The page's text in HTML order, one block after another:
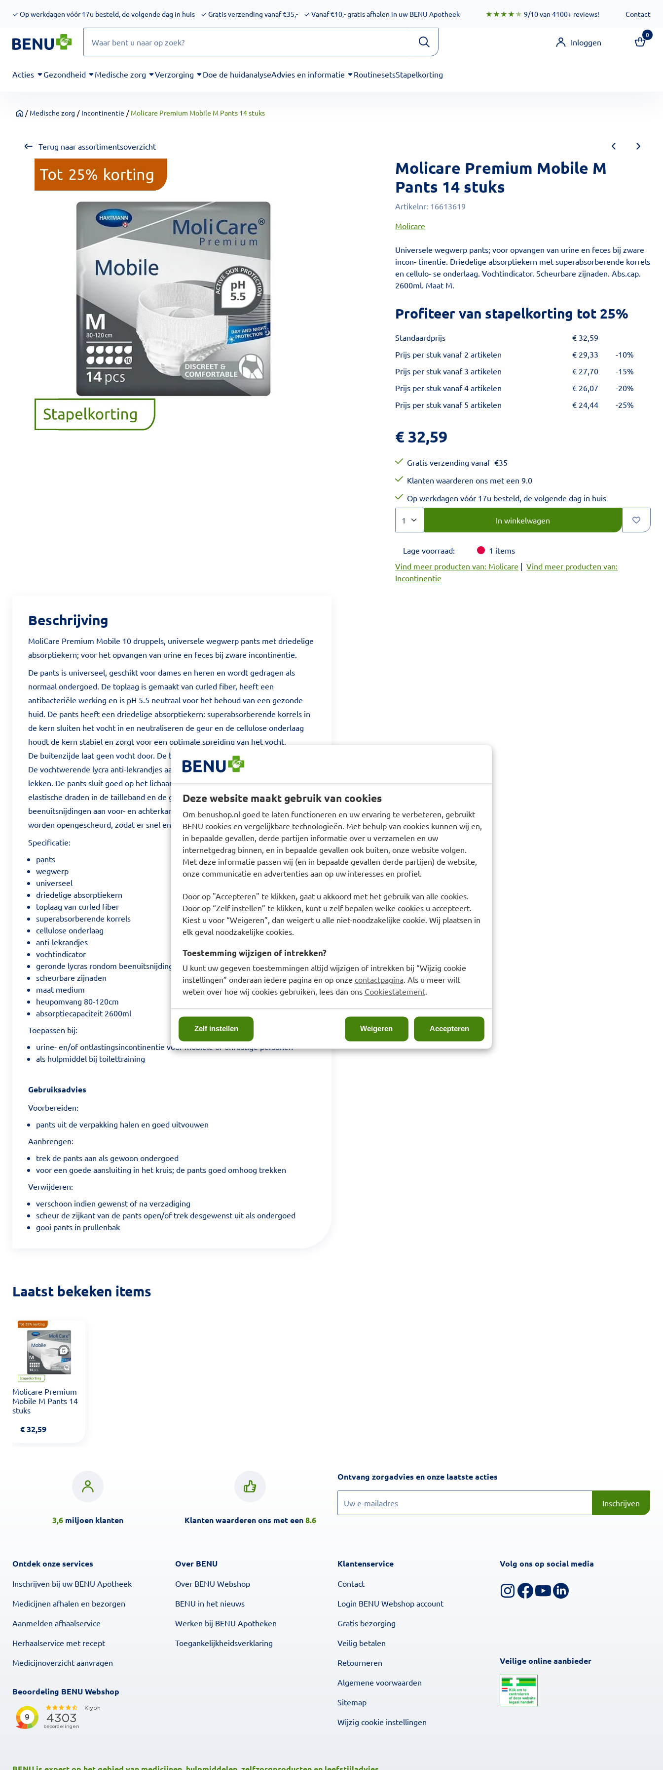
Deze website maakt gebruik van cookies
Om benushop.nl goed te laten functioneren en uw ervaring te verbeteren, gebruikt
BENU cookies en vergelijkbare technologieën. Met behulp van cookies kunnen wij en,
in bepaalde gevallen, derde partijen informatie over u verzamelen en uw
internetgedrag binnen, en in bepaalde gevallen ook buiten, onze website volgen.
Met deze informatie passen wij (en in bepaalde gevallen derde partijen) de website,
onze communicatie en advertenties aan op uw interesses en profiel.
Door op "Accepteren" te klikken, gaat u akkoord met het gebruik van alle cookies.
Door op “Zelf instellen” te klikken, kunt u zelf bepalen welke cookies u accepteert.
Kiest u voor “Weigeren”, dan weigert u alle niet-noodzakelijke cookie. Wij plaatsen in
elk geval noodzakelijke cookies.
Toestemming wijzigen of intrekken?
U kunt uw gegeven toestemmingen altijd wijzigen of intrekken bij “Wijzig cookie
instellingen” onderaan iedere pagina en op onze contactpagina. Als u meer wilt
weten over hoe wij cookies gebruiken, lees dan ons Cookiestatement.
Zelf instellen Weigeren Accepteren
✓ Op werkdagen vóór 17u besteld, de volgende dag in huis ✓ Gratis verzending vanaf €35,- ✓ Vanaf €10,- gratis afhalen in uw BENU Apotheek ★★★★ ★ 9/10 van 4100+ reviews! Contact
Inloggen
0
Acties Gezondheid Medische zorg Verzorging Doe de huidanalyseAdvies en informatie RoutinesetsStapelkorting
Home
/ Medische zorg / Incontinentie / Molicare Premium Mobile M Pants 14 stuks
Terug naar assortimentsoverzicht
Molicare Premium Mobile M
Pants 14 stuks
Artikelnr: 16613619
Molicare
Universele wegwerp pants; voor opvangen van urine en feces bij zware
incon- tinentie. Driedelige absorptiekern met superabsorberende korrels
en cellulo- se onderlaag. Vochtindicator. Scheurbare zijnaden. Abs.cap.
2600ml. Maat M.
Profiteer van stapelkorting tot 25%
Standaardprijs € 32,59
Prijs per stuk vanaf 2 artikelen
€ 29,33
-10%
Prijs per stuk vanaf 3 artikelen
€ 27,70
-15%
Prijs per stuk vanaf 4 artikelen
€ 26,07
-20%
Prijs per stuk vanaf 5 artikelen
€ 24,44 -25%
€ 32,59
Gratis verzending vanaf€35
Klanten waarderen ons met een 9.0
Op werkdagen vóór 17u besteld, de volgende dag in huis
In winkelwagen
Lage voorraad: 1 items
Vind meer producten van: Molicare |Vind meer producten van:
Incontinentie
Beschrijving
MoliCare Premium Mobile 10 druppels, universele wegwerp pants met driedelige
absorptiekern; voor het opvangen van urine en feces bij zware incontinentie.
De pants is universeel, geschikt voor dames en heren en wordt gedragen als
normaal ondergoed. De toplaag is gemaakt van curled fiber, heeft een
antibacteriële werking en is pH 5.5 neutraal voor het behoud van een gezonde
huid. De pants heeft een driedelige absorptiekern: superabsorberende korrels in
de kern sluiten het vocht in en neutraliseren de geur en de cellulose onderlaag
houdt de kern stabiel en zorgt voor een optimale spreiding van het vocht.
De buitenzijde laat geen vocht door. De broek is voorzien van een vochtindicator.
De vochtwerende lycra anti-lekrandjes aan weerszijden geven bescherming tegen
lekken. De pants sluit goed op het lichaam aan door de verhoging van het aantal
elastische draden in de tailleband en de geronde lycras rondom de
beenuitsnijdingen aan voor- en achterkant. De zijnaden van de pants kunnen
worden opengescheurd, zodat er snel en hygiënisch kan worden gewisseld.
Specificatie:
pants
wegwerp
universeel
driedelige absorptiekern
toplaag van curled fiber
superabsorberende korrels
cellulose onderlaag
anti-lekrandjes
vochtindicator
geronde lycras rondom beenuitsnijdingen
scheurbare zijnaden
maat medium
heupomvang 80-120cm
absorptiecapaciteit 2600ml
Toepassen bij:
urine- en/of ontlastingsincontinentie voor mobiele of onrustige personen
als hulpmiddel bij toilettraining
Gebruiksadvies
Voorbereiden:
pants uit de verpakking halen en goed uitvouwen
Aanbrengen:
trek de pants aan als gewoon ondergoed
voor een goede aansluiting in het kruis; de pants goed omhoog trekken
Verwijderen:
verschoon indien gewenst of na verzadiging
scheur de zijkant van de pants open/of trek desgewenst uit als ondergoed
gooi pants in prullenbak
Laatst bekeken items
Molicare Premium
Mobile M Pants 14
stuks
€32,59
3,6 miljoen klanten Klanten waarderen ons met een8.6
Ontvang zorgadvies en onze laatste actiesInschrijven
Inschrijven
Ontdek onze services
Inschrijven bij uw BENU Apotheek
Medicijnen afhalen en bezorgen
Aanmelden afhaalservice
Herhaalservice met recept
Medicijnoverzicht aanvragen
Beoordeling BENU Webshop
Over BENU
Over BENU Webshop
BENU in het nieuws
Werken bij BENU Apotheken
Toegankelijkheidsverklaring
Klantenservice
Contact
Login BENU Webshop account
Gratis bezorging
Veilig betalen
Retourneren
Algemene voorwaarden
Sitemap
Wijzig cookie instellingen
Volg ons op social media
Volg ons op Instagram
Volg ons op Facebook
Bekijk ons YouTube-kanaal
Veilige online aanbieder